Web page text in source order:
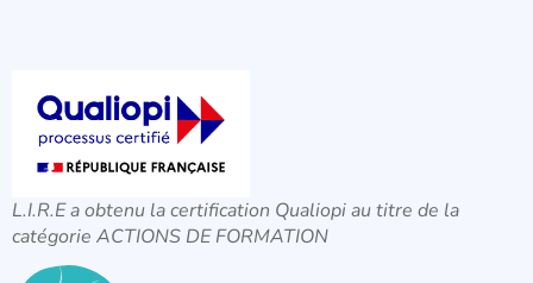
L.I.R.E a obtenu la certification Qualiopi au titre de la
catégorie ACTIONS DE FORMATION